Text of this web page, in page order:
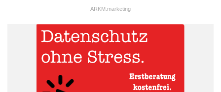
ARKM.marketing